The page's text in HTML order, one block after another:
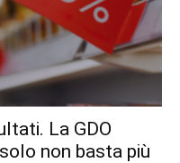
La GDO
non basta più